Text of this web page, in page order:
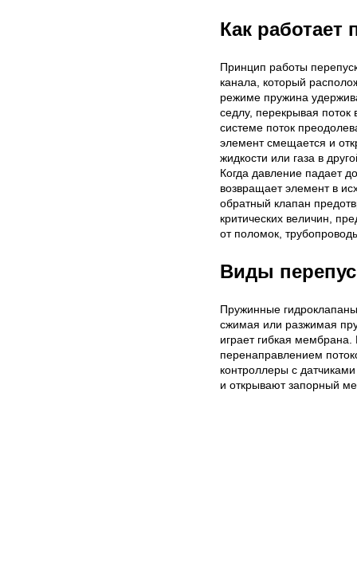
Как работает
Принцип работы
канала, который
режиме пружина
седлу, перекрывая
системе поток
элемент смещается и
жидкости или газа в
Когда давление падает
возвращает элемент в
обратный клапан
критических величин,
от поломок,
Виды
Пружинные
сжимая или разжимая
играет гибкая
перенаправлением
контроллеры с
и открывают запорный